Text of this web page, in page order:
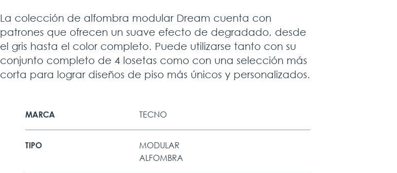
La colección de alfombra modular Dream cuenta con
patrones que ofrecen un suave efecto de degradado, desde
el gris hasta el color completo. Puede utilizarse tanto con su
conjunto completo de 4 losetas como con una selección más
corta para lograr diseños de piso más únicos y personalizados.
MARCA TECNO
TIPO
MODULAR
ALFOMBRA